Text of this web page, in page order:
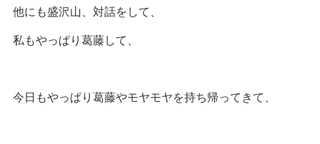
他にも盛沢山、対話をして、
私もやっぱり葛藤して、
今日もやっぱり葛藤やモヤモヤを持ち帰ってきて、